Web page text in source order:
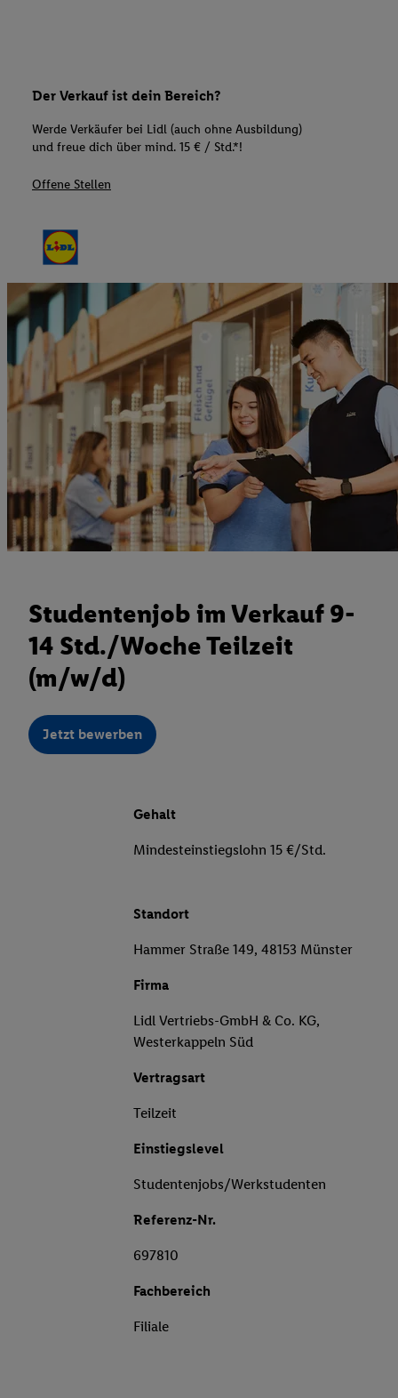
Der Verkauf ist dein Bereich?
Werde Verkäufer bei Lidl (auch ohne Ausbildung)
und freue dich über mind. 15 € / Std.*!
Offene Stellen
Studentenjob im Verkauf 9-
14 Std./Woche Teilzeit
(m/w/d)
Jetzt bewerben
Gehalt
Mindesteinstiegslohn 15 €/Std.
Standort
Hammer Straße 149, 48153 Münster
Firma
Lidl Vertriebs-GmbH & Co. KG,
Westerkappeln Süd
Vertragsart
Teilzeit
Einstiegslevel
Studentenjobs/Werkstudenten
Referenz-Nr.
697810
Fachbereich
Filiale